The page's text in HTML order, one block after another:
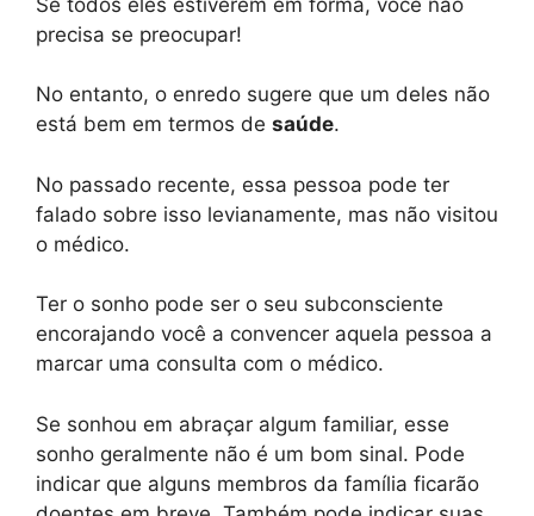
precisa se preocupar!
No entanto, o enredo sugere que um deles não
está bem em termos de saúde.
No passado recente, essa pessoa pode ter
falado sobre isso levianamente, mas não visitou
o médico.
Ter o sonho pode ser o seu subconsciente
encorajando você a convencer aquela pessoa a
marcar uma consulta com o médico.
Se sonhou em abraçar algum familiar, esse
sonho geralmente não é um bom sinal. Pode
indicar que alguns membros da família ficarão